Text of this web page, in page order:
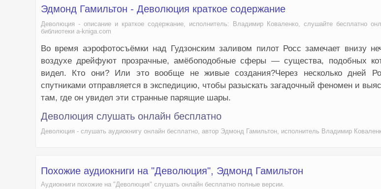
Эдмонд Гамильтон - Деволюция краткое содержание
Деволюция - описание и краткое содержание, исполнитель: Владимир Коваленко, слушайте бесплатно
библиотеки a-kniga.com
Во время аэрофотосъёмки над Гудзонским заливом пилот Росс замечает внизу
воздухе дрейфуют прозрачные, амёбоподобные сферы — существа, подобных
видел. Кто они? Или это вообще не живые создания?Через несколько дней
спутниками отправляется в экспедицию, чтобы разыскать загадочный феномен и
там, где он увидел эти странные парящие шары.
Деволюция слушать онлайн бесплатно
Деволюция - слушать аудиокнигу онлайн бесплатно, автор Эдмонд Гамильтон, исполнитель Владимир
Похожие аудиокниги на "Деволюция", Эдмонд Гамильтон
Аудиокниги похожие на "Деволюция" слушать онлайн бесплатно полные версии.